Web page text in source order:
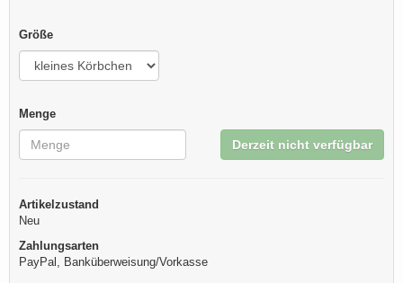
Größe
Menge
Derzeit nicht verfügbar
Artikelzustand
Neu
Zahlungsarten
PayPal, Banküberweisung/Vorkasse